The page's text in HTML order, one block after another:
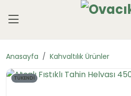
Anasayfa Kahvaltılık Ürünler
TÜKENDİ